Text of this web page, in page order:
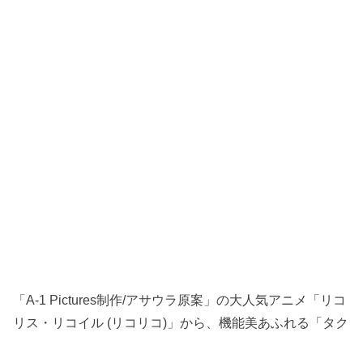
「A-1 Pictures制作/アサウラ原案」の大人気アニメ「リコ
リス・リコイル (リコリコ)」から、機能美あふれる「タク